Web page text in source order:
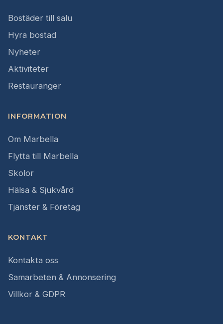
Bostäder till salu
Hyra bostad
Nyheter
Aktiviteter
Restauranger
INFORMATION
Om Marbella
Flytta till Marbella
Skolor
Hälsa & Sjukvård
Tjänster & Företag
KONTAKT
Kontakta oss
Samarbeten & Annonsering
Villkor & GDPR